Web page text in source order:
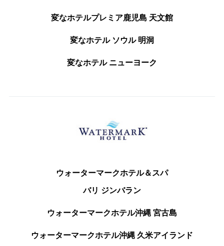
変なホテルプレミア鹿児島 天文館
変なホテル ソウル 明洞
変なホテル ニューヨーク
ウォーターマークホテル＆スパ
バリ ジンバラン
ウォーターマークホテル沖縄 宮古島
ウォーターマークホテル沖縄 久米アイランド